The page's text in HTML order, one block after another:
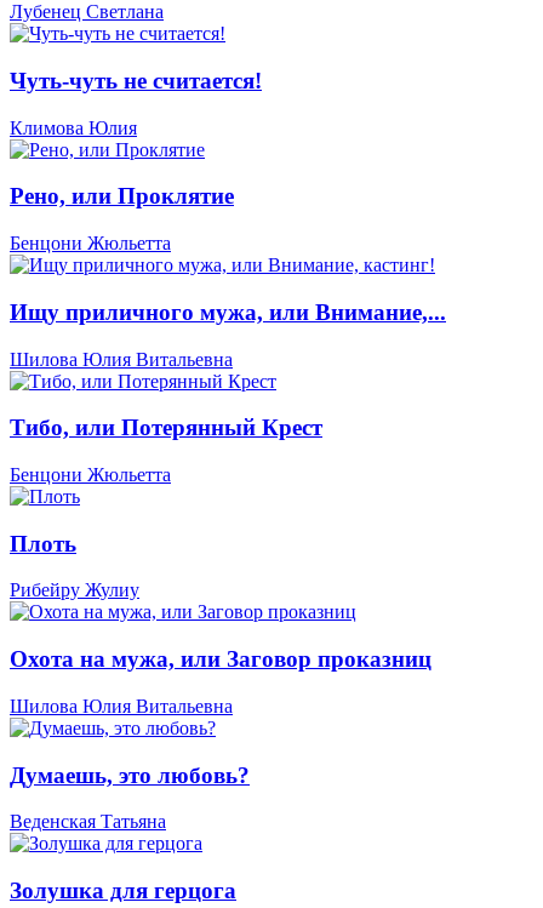
Лубенец Светлана
Чуть-чуть не считается!
Климова Юлия
Рено, или Проклятие
Бенцони Жюльетта
Ищу приличного мужа, или Внимание,...
Шилова Юлия Витальевна
Тибо, или Потерянный Крест
Бенцони Жюльетта
Плоть
Рибейру Жулиу
Охота на мужа, или Заговор проказниц
Шилова Юлия Витальевна
Думаешь, это любовь?
Веденская Татьяна
Золушка для герцога